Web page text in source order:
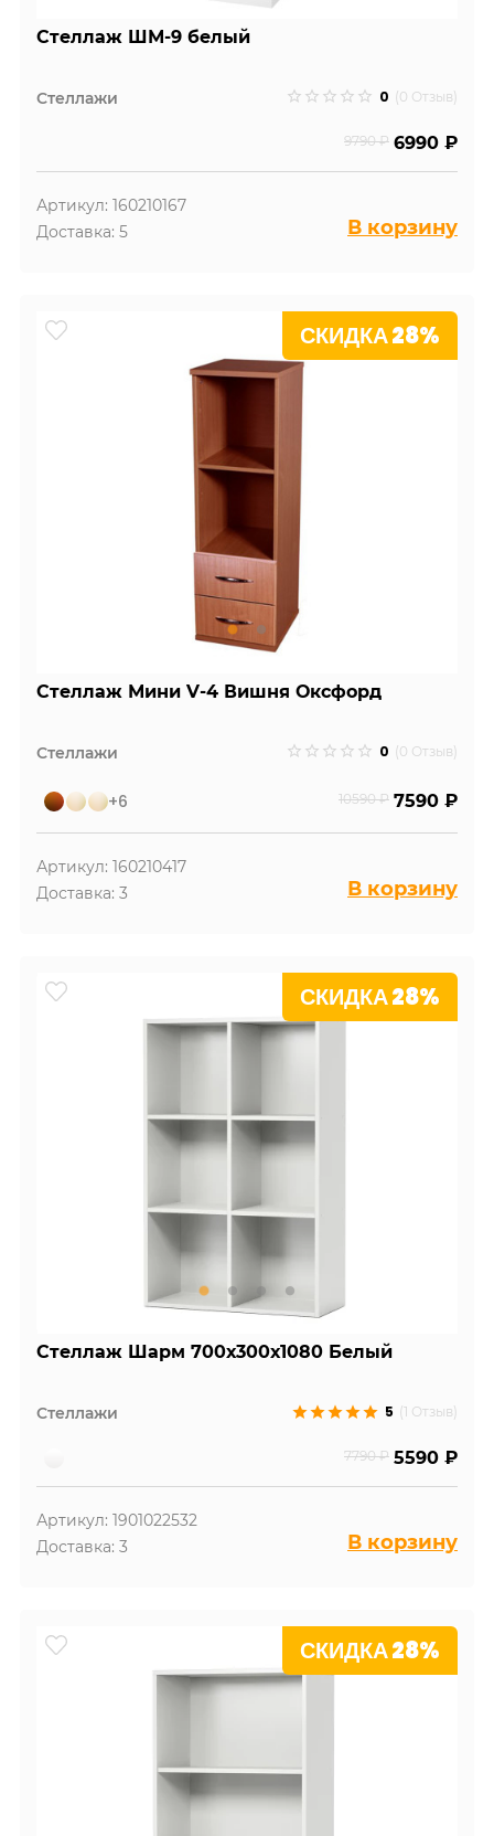
Стеллаж ШМ-9 белый
Стеллажи 0 (0 Отзыв)
9790 ₽ 6990 ₽
Артикул: 160210167
Доставка: 5
В корзину
СКИДКА 28%
Стеллаж Мини V-4 Вишня Оксфорд
Стеллажи 0 (0 Отзыв)
+6 10590 ₽ 7590 ₽
Артикул: 160210417
Доставка: 3
В корзину
СКИДКА 28%
Стеллаж Шарм 700х300х1080 Белый
Стеллажи 5 (1 Отзыв)
7790 ₽ 5590 ₽
Артикул: 1901022532
Доставка: 3
В корзину
СКИДКА 28%